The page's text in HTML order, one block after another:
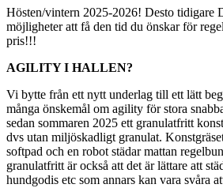
Hösten/vintern 2025-2026! Desto tidigare
möjligheter att få den tid du önskar för
pris!!!
AGILITY I HALLEN?
Vi bytte från ett nytt underlag till ett lätt
många önskemål om agility för stora
sedan sommaren 2025 ett granulatfritt
dvs utan miljöskadligt granulat.
softpad och en robot städar mattan
granulatfritt är också att det är lättare att
hundgodis etc som annars kan vara svåra